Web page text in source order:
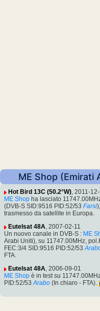
ME Shop (Emirati
Hot Bird 13C (50.2°W), 2011-
ME Shop ha lasciato
(DVB-S SID:9516 PID:52/53 Farsi
trasmesso da satellite in Europa.
Eutelsat 48A, 2007-02-11
Un nuovo canale in DVB-S : ME
Arabi Uniti), su 11747.00MHz,
FEC:3/4 SID:9516 PID:52/53
FTA.
Eutelsat 48A, 2006-09-01
ME Shop è in test su
PID:52/53 Arabo (In chiaro - FTA).